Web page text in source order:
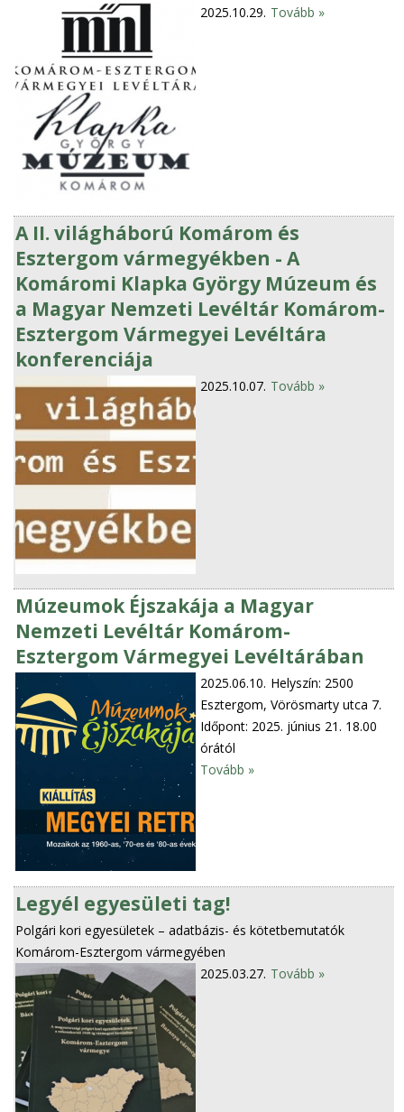
2025.10.29. Tovább »
A II. világháború Komárom és
Esztergom vármegyékben - A
Komáromi Klapka György Múzeum és
a Magyar Nemzeti Levéltár Komárom-
Esztergom Vármegyei Levéltára
konferenciája
2025.10.07. Tovább »
Múzeumok Éjszakája a Magyar
Nemzeti Levéltár Komárom-
Esztergom Vármegyei Levéltárában
2025.06.10. Helyszín: 2500
Esztergom, Vörösmarty utca 7.
Időpont: 2025. június 21. 18.00
órától
Tovább »
Legyél egyesületi tag!
Polgári kori egyesületek – adatbázis- és kötetbemutatók
Komárom-Esztergom vármegyében
2025.03.27. Tovább »